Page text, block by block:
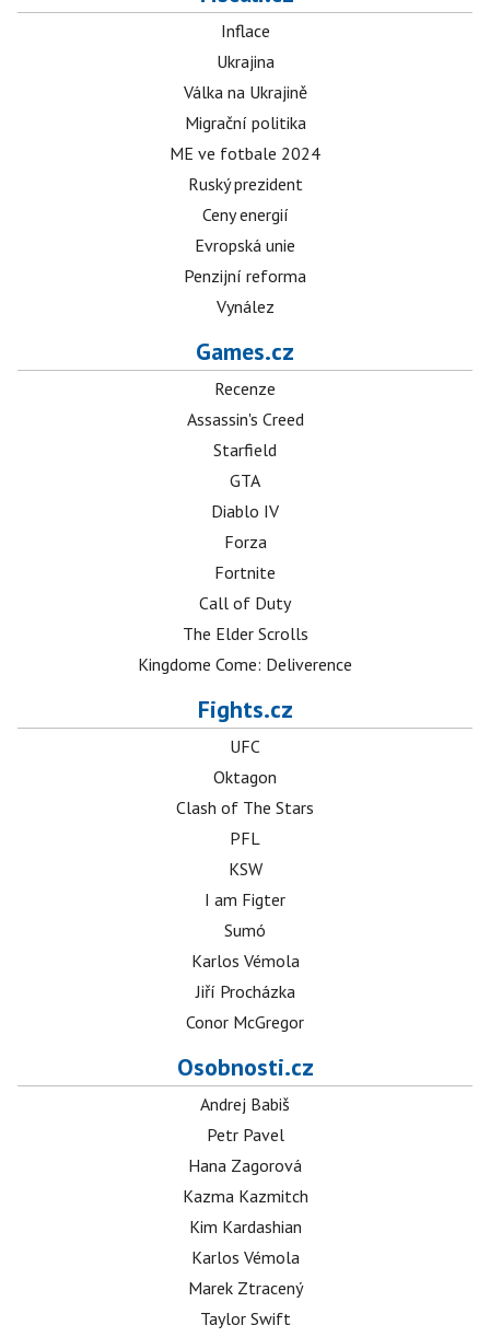
Inflace
Ukrajina
Válka na Ukrajině
Migrační politika
ME ve fotbale 2024
Ruský prezident
Ceny energií
Evropská unie
Penzijní reforma
Vynález
Games.cz
Recenze
Assassin's Creed
Starfield
GTA
Diablo IV
Forza
Fortnite
Call of Duty
The Elder Scrolls
Kingdome Come: Deliverence
Fights.cz
UFC
Oktagon
Clash of The Stars
PFL
KSW
I am Figter
Sumó
Karlos Vémola
Jiří Procházka
Conor McGregor
Osobnosti.cz
Andrej Babiš
Petr Pavel
Hana Zagorová
Kazma Kazmitch
Kim Kardashian
Karlos Vémola
Marek Ztracený
Taylor Swift